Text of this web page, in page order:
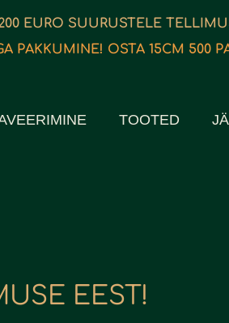
EURO SUURUSTELE
PAKKUMINE! OSTA 15CM 500
TOOTED
EEST!